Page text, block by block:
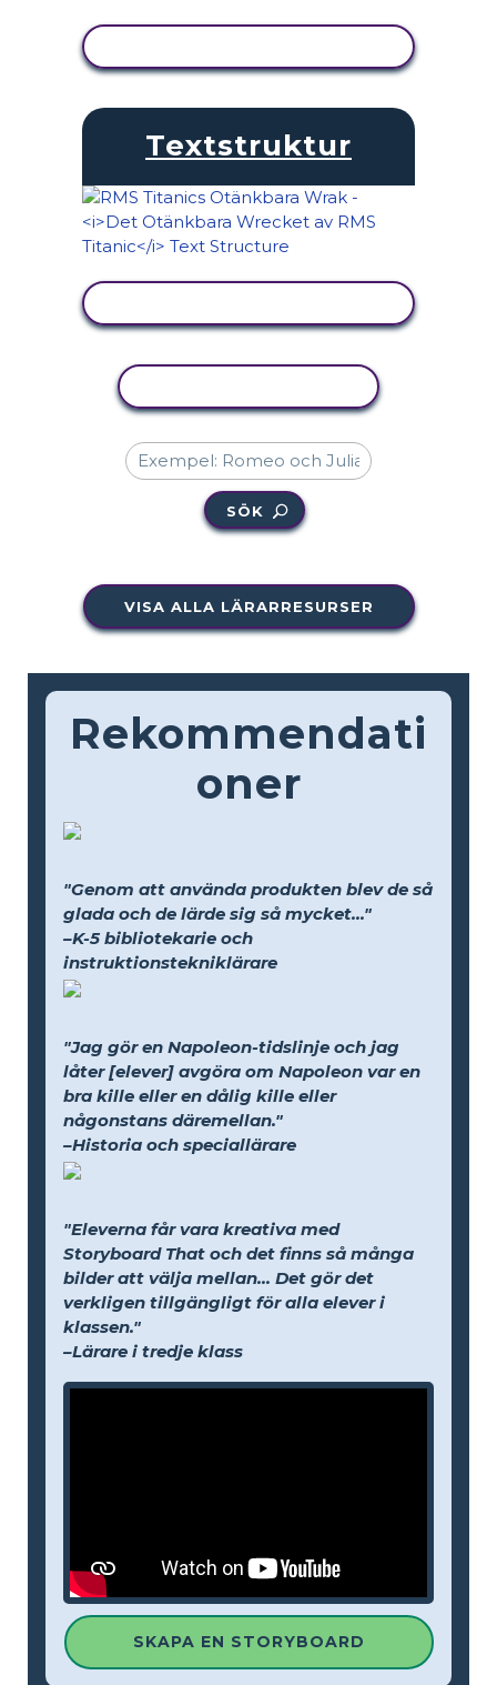
Textstruktur
SÖK
VISA ALLA LÄRARRESURSER
Rekommendati
oner
"Genom att använda produkten blev de så
glada och de lärde sig så mycket..."
–K-5 bibliotekarie och
instruktionstekniklärare
"Jag gör en Napoleon-tidslinje och jag
låter [elever] avgöra om Napoleon var en
bra kille eller en dålig kille eller
någonstans däremellan."
–Historia och speciallärare
"Eleverna får vara kreativa med
Storyboard That och det finns så många
bilder att välja mellan... Det gör det
verkligen tillgängligt för alla elever i
klassen."
–Lärare i tredje klass
SKAPA EN STORYBOARD